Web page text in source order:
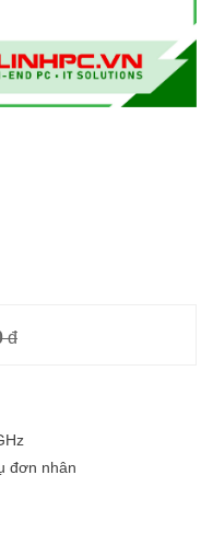
đ
đơn nhân